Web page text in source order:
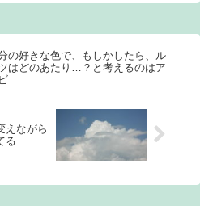
の好きな色で、もしかしたら、ル
はどのあたり…？と考えるのはア
えながら
る